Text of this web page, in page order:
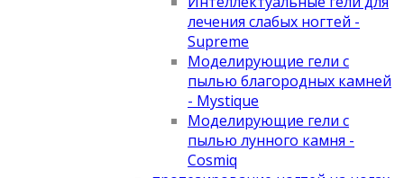
лечения слабых ногтей -
Supreme
Моделирующие гели с
пылью благородных камней
- Mystique
Моделирующие гели с
пылью лунного камня -
Cosmiq